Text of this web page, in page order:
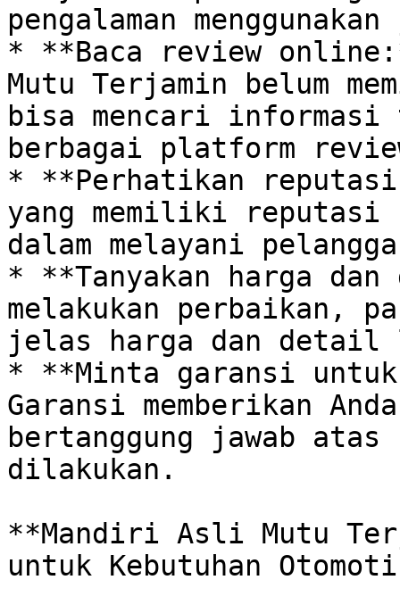
pengalaman
* **Baca review
Mutu Terjamin belum
bisa mencari
berbagai platform
* **Perhatikan
yang memiliki reputasi
dalam melayani
* **Tanyakan harga
melakukan perbaikan,
jelas harga dan detail
* **Minta garansi
Garansi memberikan
bertanggung jawab
dilakukan.
**Mandiri Asli Mutu
untuk Kebutuhan